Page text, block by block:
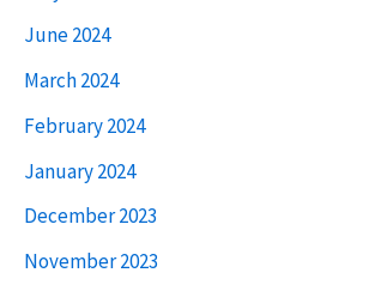
June 2024
March 2024
February 2024
January 2024
December 2023
November 2023